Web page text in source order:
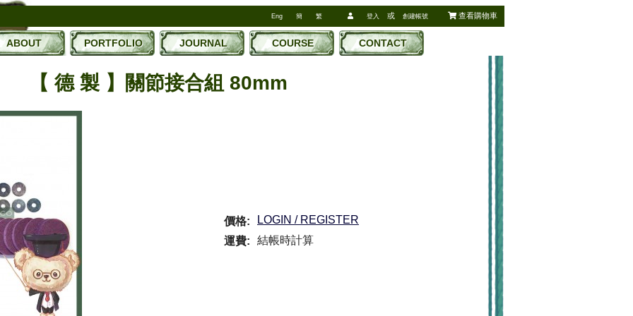
查看購物車
登入 或 創建帳號
Eng 簡 繁
ABOUT PORTFOLIO JOURNAL COURSE CONTACT
【 德 製 】關節接合組 80mm
價格:
LOGIN / REGISTER
運費:
結帳時計算